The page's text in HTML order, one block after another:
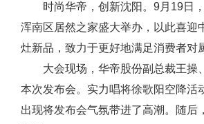
时尚华帝，创新沈阳。9月19日
浑南区居然之家盛大举办，以此喜迎
灶新品，致力于更好地满足消费者对
大会现场，华帝股份副总裁王操
本次发布会。实力唱将徐歌阳空降活
出现将发布会气氛带进了高潮。随